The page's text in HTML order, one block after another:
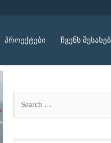
პროექტები ჩვენს შესახებ